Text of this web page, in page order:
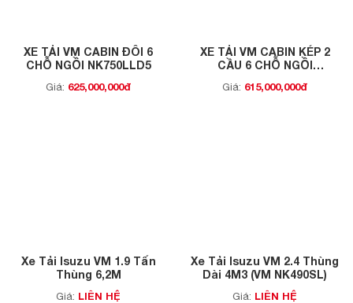
XE TẢI VM CABIN ĐÔI 6
CHỖ NGỒI NK750LLD5
Giá: 625,000,000đ
XE TẢI VM CABIN KÉP 2
CẦU 6 CHỖ NGỒI
Giá: 615,000,000đ
Xe Tải Isuzu VM 1.9 Tấn
Thùng 6,2M
Giá: LIÊN HỆ
Xe Tải Isuzu VM 2.4 Thùng
Dài 4M3 (VM NK490SL)
Giá: LIÊN HỆ